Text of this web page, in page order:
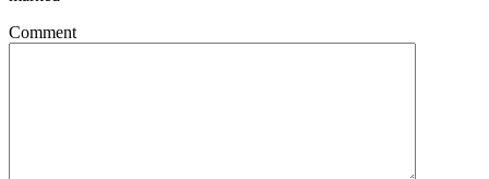
Comment